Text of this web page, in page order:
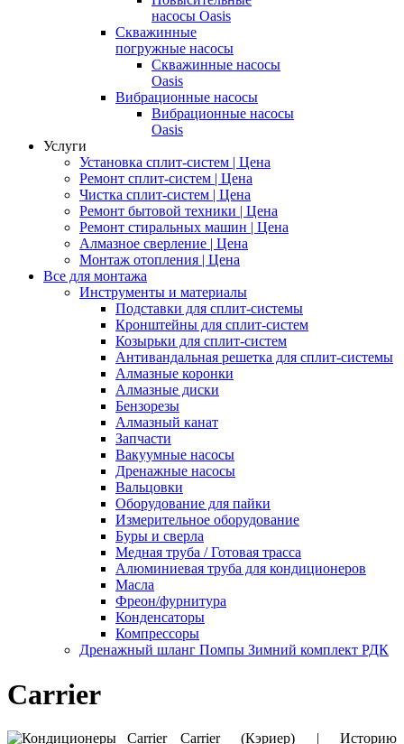
насосы Oasis
Скважинные
погружные насосы
Скважинные насосы
Oasis
Вибрационные насосы
Вибрационные насосы
Oasis
Услуги
Установка сплит-систем | Цена
Ремонт сплит-систем | Цена
Чистка сплит-систем | Цена
Ремонт бытовой техники | Цена
Ремонт стиральных машин | Цена
Алмазное сверление | Цена
Монтаж отопления | Цена
Все для монтажа
Инструменты и материалы
Подставки для сплит-системы
Кронштейны для сплит-систем
Козырьки для сплит-систем
Антивандальная решетка для сплит-системы
Алмазные коронки
Алмазные диски
Бензорезы
Алмазный канат
Запчасти
Вакуумные насосы
Дренажные насосы
Вальцовки
Оборудование для пайки
Измерительное оборудование
Буры и сверла
Медная труба / Готовая трасса
Алюминиевая труба для кондиционеров
Масла
Фреон/фурнитура
Конденсаторы
Компрессоры
Дренажный шланг Помпы Зимний комплект РДК
Carrier
Carrier (Кэриер) | Историю